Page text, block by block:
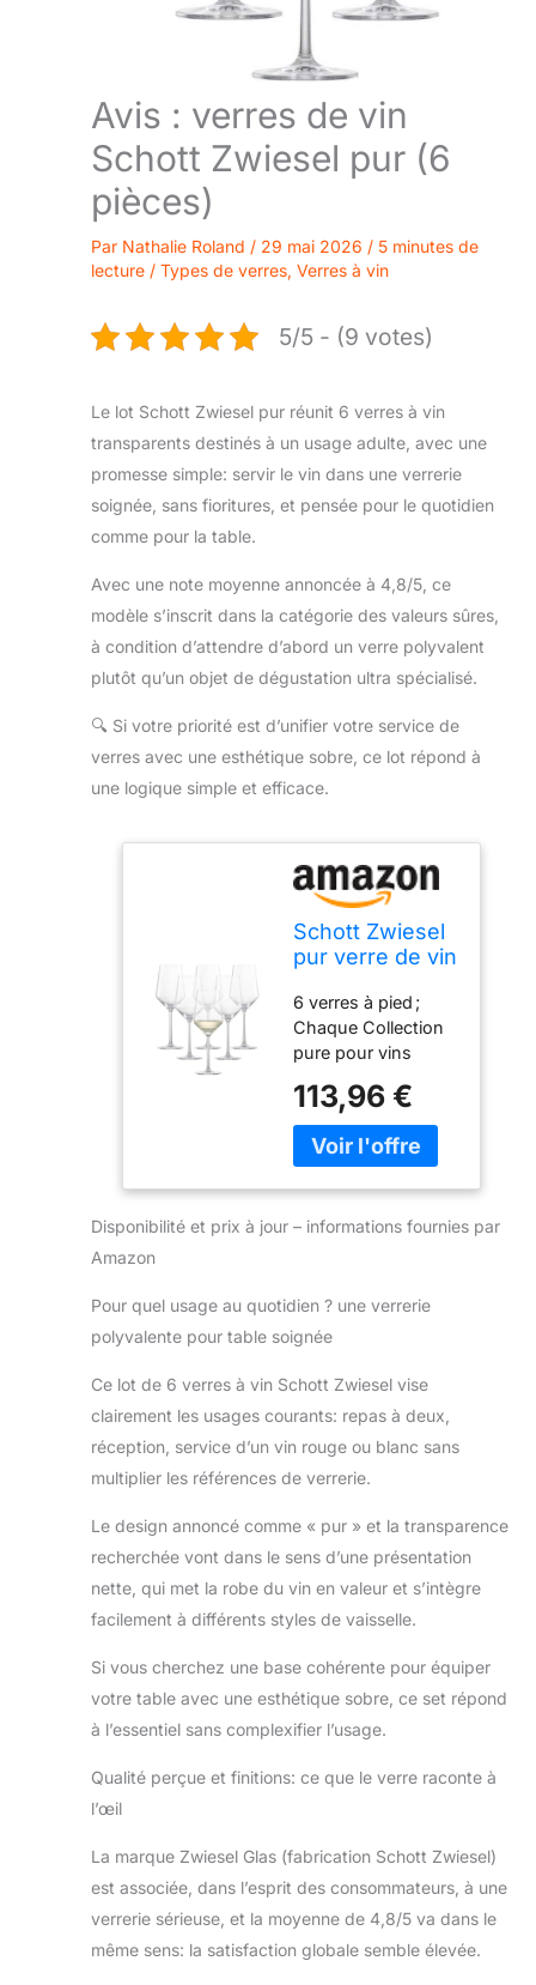
Avis : verres de vin
Schott Zwiesel pur (6
pièces)
Par Nathalie Roland / 29 mai 2026 / 5 minutes de
lecture / Types de verres, Verres à vin
5/5 - (9 votes)
Le lot Schott Zwiesel pur réunit 6 verres à vin
transparents destinés à un usage adulte, avec une
promesse simple: servir le vin dans une verrerie
soignée, sans fioritures, et pensée pour le quotidien
comme pour la table.
Avec une note moyenne annoncée à 4,8/5, ce
modèle s’inscrit dans la catégorie des valeurs sûres,
à condition d’attendre d’abord un verre polyvalent
plutôt qu’un objet de dégustation ultra spécialisé.
🔍 Si votre priorité est d’unifier votre service de
verres avec une esthétique sobre, ce lot répond à
une logique simple et efficace.
Schott Zwiesel
pur verre de vin
transparent, 6
pièces
6 verres à pied ;
Chaque Collection
pure pour vins
– 35 ml de capacité ;
23,1 cm 8,4 cm
large En tritan sans
d'oxyde de titane et
verre Tritan est un
monde breveté
Quand on cherche
la meilleure qualité,
tendance et
dramatique ; conçu
avec Sharp, lignes
look géométrique,
tige moyenne
hauteur et tour eiffel
Entièrement au
lave-vaisselle ; Ne
pas lave-vaisselle
bol bien plus de
dents. Si à la main
ne pas faire tourner
Fabriqué en
Allemagne – 'Vin
varietals : rose,
Riesling, Sauvignon
blanc, Pinot Gris,
113,96 €
Disponibilité et prix à jour – informations fournies par
Amazon
Pour quel usage au quotidien ? une verrerie
polyvalente pour table soignée
Ce lot de 6 verres à vin Schott Zwiesel vise
clairement les usages courants: repas à deux,
réception, service d’un vin rouge ou blanc sans
multiplier les références de verrerie.
Le design annoncé comme « pur » et la transparence
recherchée vont dans le sens d’une présentation
nette, qui met la robe du vin en valeur et s’intègre
facilement à différents styles de vaisselle.
Si vous cherchez une base cohérente pour équiper
votre table avec une esthétique sobre, ce set répond
à l’essentiel sans complexifier l’usage.
Qualité perçue et finitions: ce que le verre raconte à
l’œil
La marque Zwiesel Glas (fabrication Schott Zwiesel)
est associée, dans l’esprit des consommateurs, à une
verrerie sérieuse, et la moyenne de 4,8/5 va dans le
même sens: la satisfaction globale semble élevée.